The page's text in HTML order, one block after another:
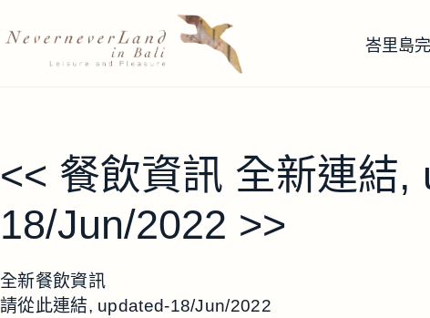
至
峇里島
<< 餐飲資訊 全新連結,
18/Jun/2022 >>
全新餐飲資訊
請從此連結, updated-18/Jun/2022